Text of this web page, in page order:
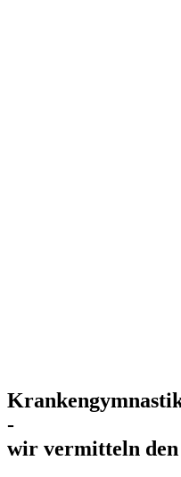
-
wir vermitteln